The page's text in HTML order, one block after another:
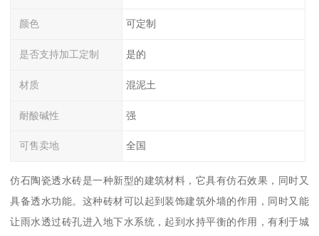
颜色 可定制
是否支持加工定制 是的
材质 混泥土
耐酸碱性 强
可售卖地 全国
仿石陶瓷透水砖是一种新型的建筑材料，它具有仿石效果，同时又
具备透水功能。这种砖材可以起到装饰建筑外墙的作用，同时又能
让雨水透过砖孔进入地下水系统，起到水持平衡的作用，有利于城